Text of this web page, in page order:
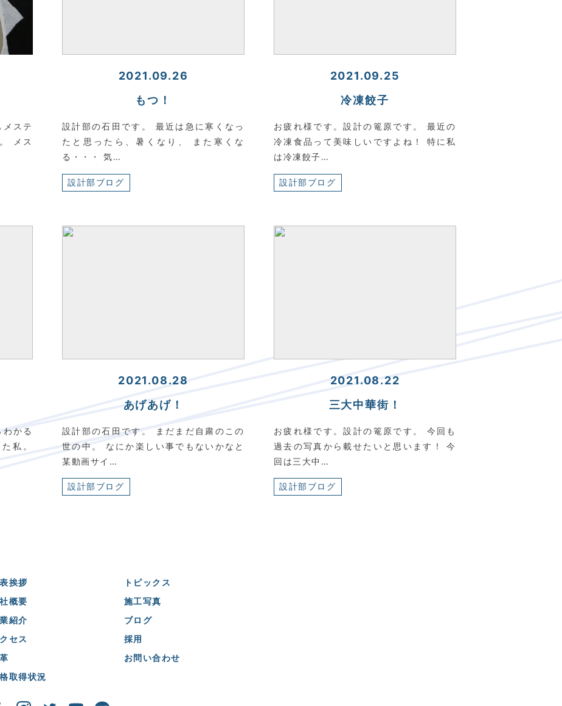
ステ
メス
2021.09.26
もつ！
設計部の石田です。 最近は急に寒くなっ
たと思ったら、暑くなり、 また寒くな
る・・・ 気…
設計部ブログ
2021.09.25
冷凍餃子
お疲れ様です。設計の篭原です。 最近の
冷凍食品って美味しいですよね！ 特に私
は冷凍餃子…
設計部ブログ
かる
私。
2021.08.28
あげあげ！
設計部の石田です。 まだまだ自粛のこの
世の中。 なにか楽しい事でもないかなと
某動画サイ…
設計部ブログ
2021.08.22
三大中華街！
お疲れ様です。設計の篭原です。 今回も
過去の写真から載せたいと思います！ 今
回は三大中…
設計部ブログ
挨拶
概要
紹介
セス
取得状況
トピックス
施工写真
ブログ
採用
お問い合わせ